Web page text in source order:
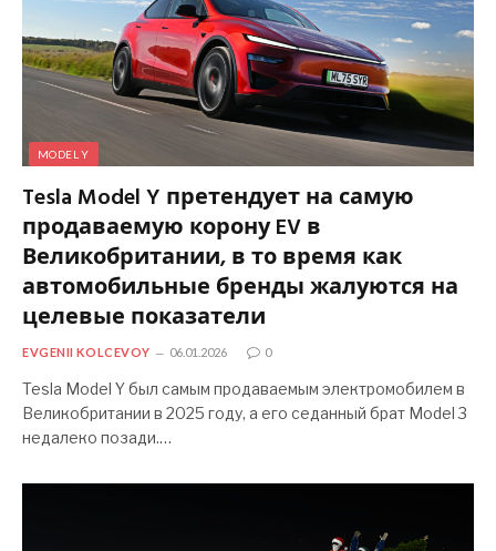
MODEL Y
Tesla Model Y претендует на самую
продаваемую корону EV в
Великобритании, в то время как
автомобильные бренды жалуются на
целевые показатели
EVGENII KOLCEVOY 06.01.2026 0
Tesla Model Y был самым продаваемым электромобилем в
Великобритании в 2025 году, а его седанный брат Model 3
недалеко позади.…